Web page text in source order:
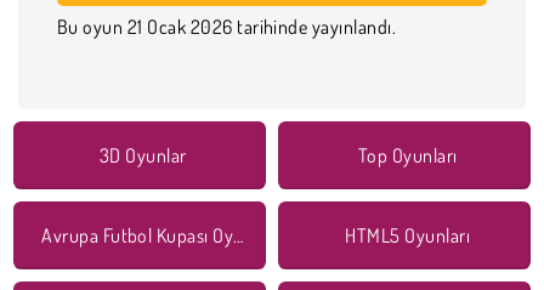
Bu oyun 21 Ocak 2026 tarihinde yayınlandı.
3D Oyunlar Top Oyunları
Avrupa Futbol Kupası Oyunları HTML5 Oyunları